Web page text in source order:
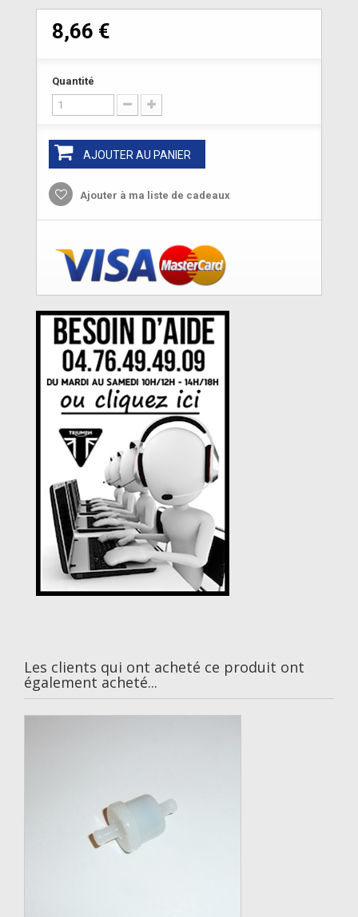
8,66 €
Quantité
AJOUTER AU PANIER
Ajouter à ma liste de cadeaux
Les clients qui ont acheté ce produit ont
également acheté...